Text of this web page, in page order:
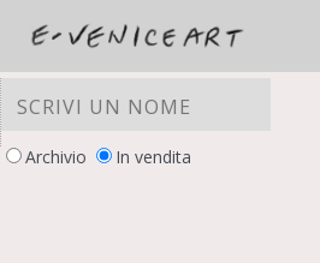
Archivio In vendita